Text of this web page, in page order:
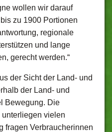
wollen wir darauf
zu 1900 Portionen
regionale
und lange
gerecht werden.“
der Sicht der Land- und
der Land- und
Bewegung. Die
vielen
fragen Verbraucherinnen